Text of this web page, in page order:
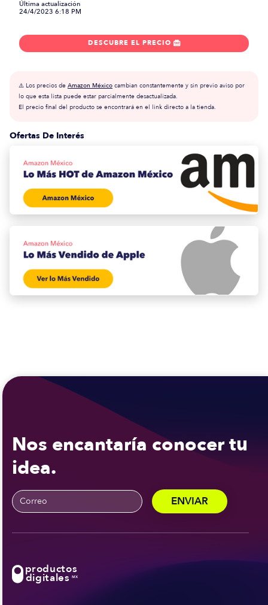
Última actualización
24/4/2023 6:18 PM
DESCUBRE EL PRECIO 
⚠️ Los precios de Amazon México cambian constantemente y sin previo aviso por
lo que esta lista puede estar parcialmente desactualizada.
El precio final del producto se encontrará en el link directo a la tienda.
Ofertas De Interés
Nos encantaría conocer tu
idea.
productos
digitales MX